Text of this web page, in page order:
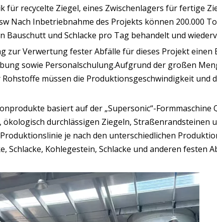
für recycelte Ziegel, eines Zwischenlagers für fertige
Nach Inbetriebnahme des Projekts können 200.000
und Schlacke pro Tag behandelt und
zur Verwertung fester Abfälle für dieses Projekt einen
sowie Personalschulung.Aufgrund der großen
müssen die Produktionsgeschwindigkeit und
basiert auf der „Supersonic“-Formmaschine
durchlässigen Ziegeln, Straßenrandsteinen
je nach den unterschiedlichen
Kohlegestein, Schlacke und anderen festen